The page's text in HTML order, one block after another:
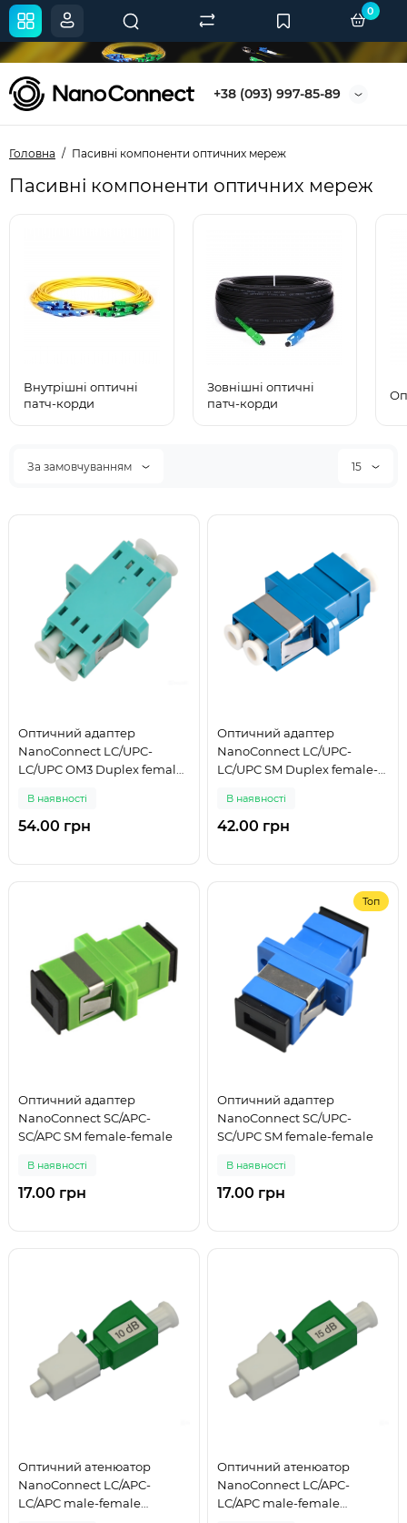
+38 (093) 997-85-89
0
Головна Пасивні компоненти оптичних мереж
Пасивні компоненти оптичних мереж
Внутрішні оптичні
патч-корди
Зовнішні оптичні
патч-корди
За замовчуванням 15
Оптичний адаптер
NanoConnect LC/UPC-
LC/UPC OM3 Duplex female-
В наявності
54.00 грн
Оптичний адаптер
NanoConnect LC/UPC-
LC/UPC SM Duplex female-
В наявності
42.00 грн
Оптичний адаптер
NanoConnect SC/APC-
SC/APC SM female-female
В наявності
17.00 грн
Топ
Оптичний адаптер
NanoConnect SC/UPC-
SC/UPC SM female-female
В наявності
17.00 грн
Оптичний атенюатор
NanoConnect LC/APC-
LC/APC male-female
Оптичний атенюатор
NanoConnect LC/APC-
LC/APC male-female